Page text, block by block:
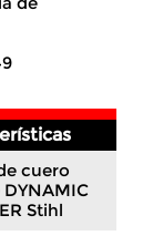
cuero
Stihl